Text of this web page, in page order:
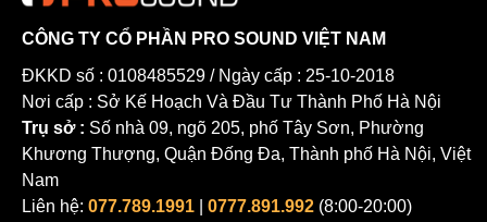
CÔNG TY CỔ PHẦN PRO SOUND VIỆT NAM
ĐKKD số : 0108485529 / Ngày cấp : 25-10-2018
Nơi cấp : Sở Kế Hoạch Và Đầu Tư Thành Phố Hà Nội
Trụ sở : Số nhà 09, ngõ 205, phố Tây Sơn, Phường
Khương Thượng, Quận Đống Đa, Thành phố Hà Nội, Việt
Nam
Liên hệ: 077.789.1991 0777.891.992 (8:00-20:00)